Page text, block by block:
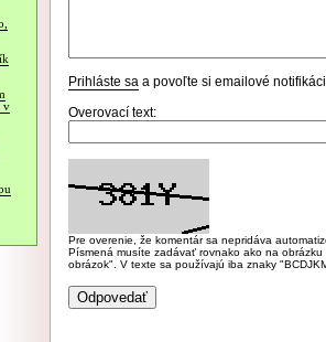
v
Prihláste sa a povoľte si emailové
Overovací text:
Pre overenie, že komentár sa nepridáva
Písmená musíte zadávať rovnako ako na
obrázok". V texte sa používajú iba znaky